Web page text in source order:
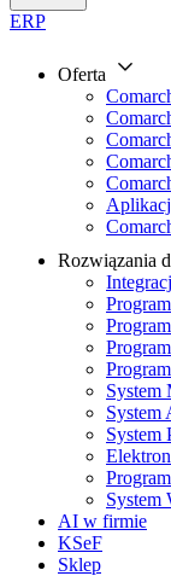
ERP
Oferta
Rozwiązania
System
System
System
System
AI w firmie
KSeF
Sklep